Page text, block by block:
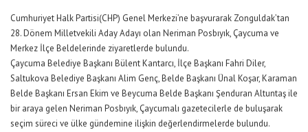
Cumhuriyet Halk Partisi(CHP) Genel Merkezi’ne başvurarak Zonguldak’tan
28. Dönem Milletvekili Aday Adayı olan Neriman Posbıyık, Çaycuma ve
Merkez İlçe Beldelerinde ziyaretlerde bulundu.
Çaycuma Belediye Başkanı Bülent Kantarcı, İlçe Başkanı Fahri Diler,
Saltukova Belediye Başkanı Alim Genç, Belde Başkanı Ünal Koşar, Karaman
Belde Başkanı Ersan Ekim ve Beycuma Belde Başkanı Şenduran Altuntaş ile
bir araya gelen Neriman Posbıyık, Çaycumalı gazetecilerle de buluşarak
seçim süreci ve ülke gündemine ilişkin değerlendirmelerde bulundu.